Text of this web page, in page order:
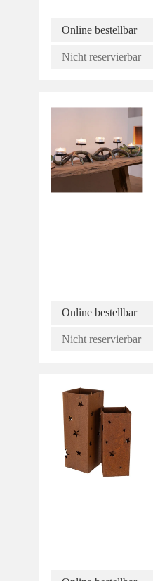
Online bestellbar
Nicht reservierbar
Online bestellbar
Nicht reservierbar